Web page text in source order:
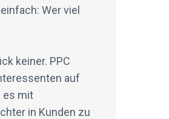
Wer viel
keiner. PPC
auf
es mit
in Kunden zu